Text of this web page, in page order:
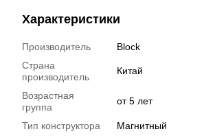
Характеристики
Производитель
Block
Страна
производитель
Китай
Возрастная
группа
от 5 лет
Тип конструктора
Магнитный